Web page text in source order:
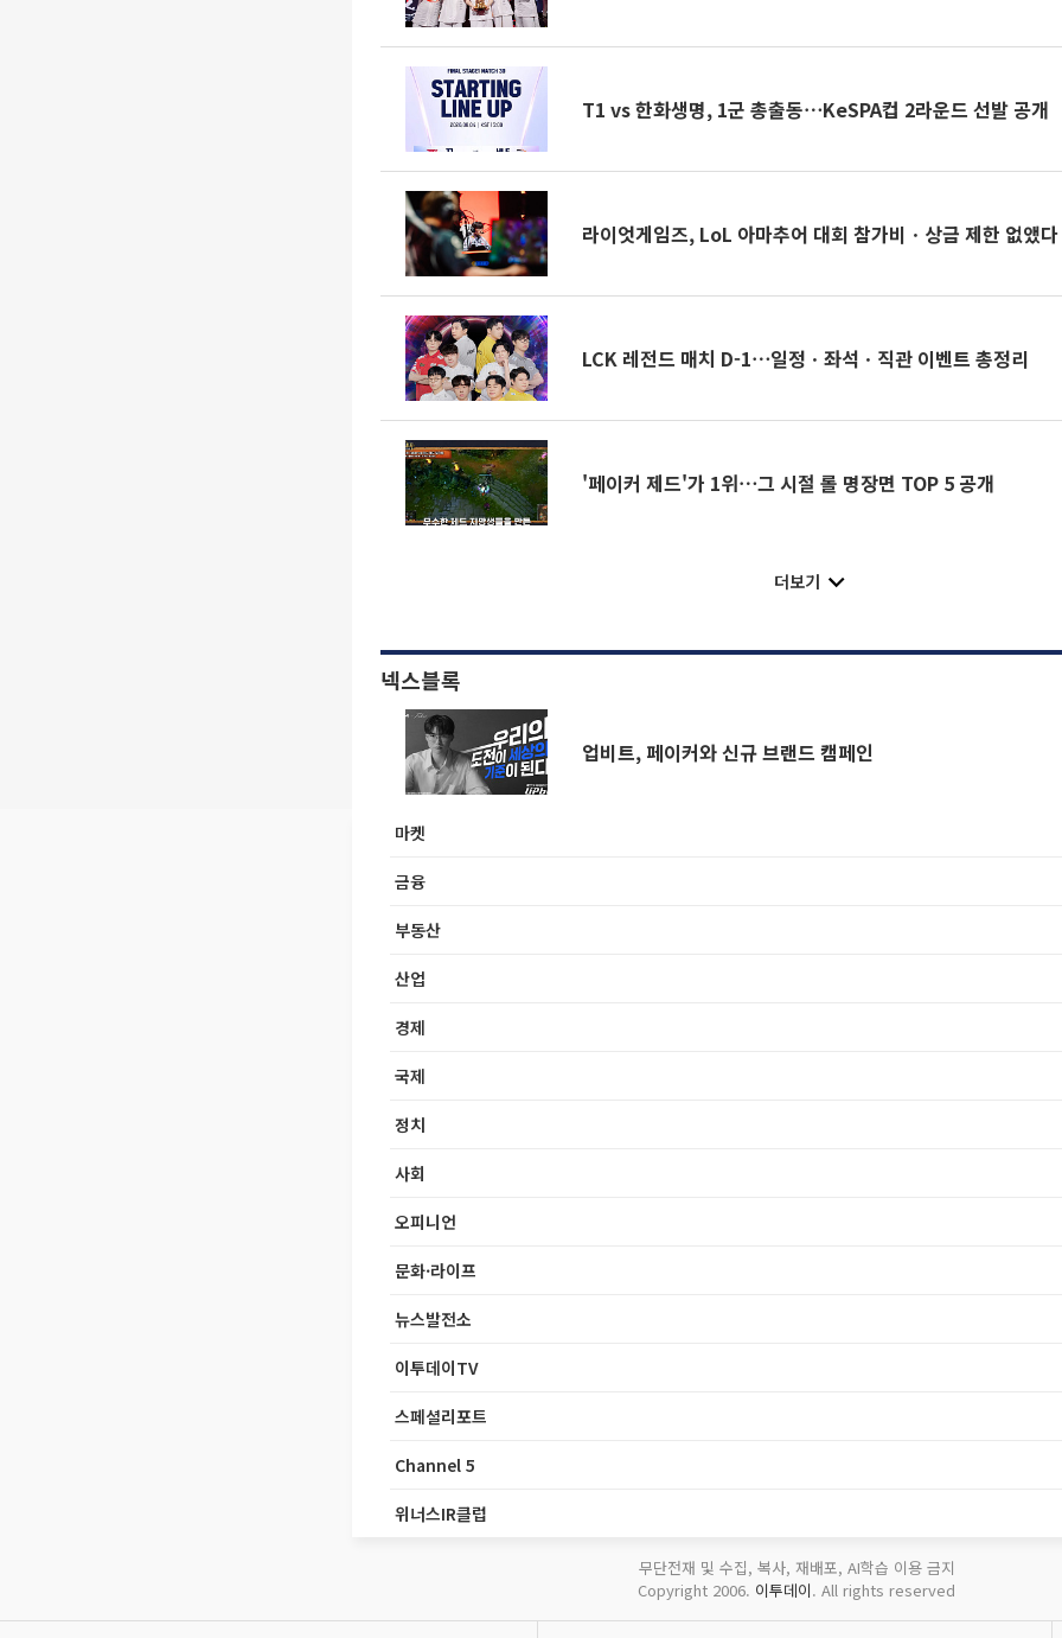
T1 vs 한화생명, 1군 총출동⋯KeSPA컵 2라운드 선발 공개
라이엇게임즈, LoL 아마추어 대회 참가비ㆍ상금 제한 없앴다
LCK 레전드 매치 D-1⋯일정ㆍ좌석ㆍ직관 이벤트 총정리
'페이커 제드'가 1위⋯그 시절 롤 명장면 TOP 5 공개
더보기
넥스블록
업비트, 페이커와 신규 브랜드 캠페인
마켓
금융
부동산
산업
경제
국제
정치
사회
오피니언
문화·라이프
뉴스발전소
이투데이TV
스페셜리포트
Channel 5
위너스IR클럽
무단전재 및 수집, 복사, 재배포, AI학습 이용 금지
Copyright 2006. 이투데이. All rights reserved